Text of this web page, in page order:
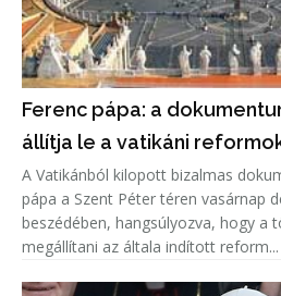
Ferenc pápa: a
állítja le a vatikáni
A Vatikánból kilopott bizalmas
pápa a Szent Péter téren vasárnap
beszédében, hangsúlyozva, hogy a
megállítani az általa indított reform...